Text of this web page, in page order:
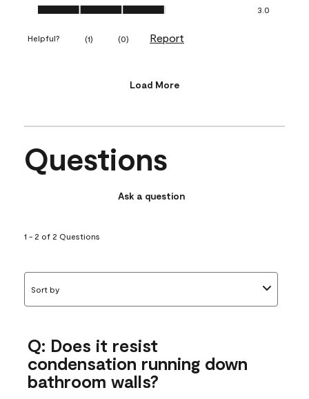
Value of Product, 3.0 out of 5
3.0
Helpful? (1) (0) Report
Load More
Questions
Ask a question
1 - 2 of 2 Questions
Sort by
Q: Does it resist
condensation running down
bathroom walls?